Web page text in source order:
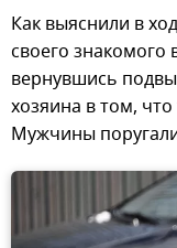
Как выяснили в
своего знакомого
вернувшись
хозяина в том,
Мужчины